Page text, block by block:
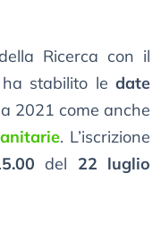
Ricerca con il
ha stabilito le date
2021 come anche
. L’iscrizione
del 22 luglio